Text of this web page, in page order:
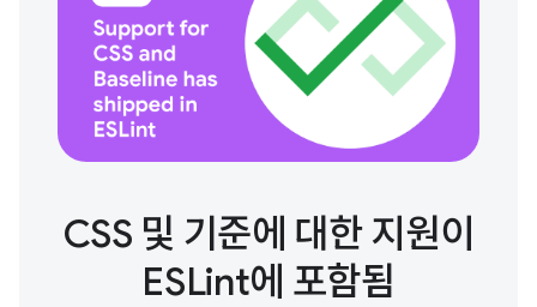
CSS 및 기준에 대한 지원이
ESLint에 포함됨